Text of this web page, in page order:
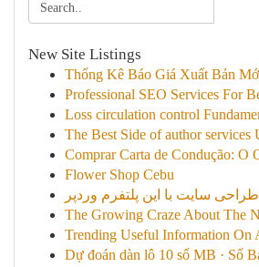
New Site Listings
Thống Kê Báo Giá Xuất Bản
Professional SEO Services For
Loss circulation control
The Best Side of author services
Comprar Carta de Condução: O
Flower Shop Cebu
The Growing Craze About The
Trending Useful Information On
Dự đoán dàn lô 10 số MB · Số